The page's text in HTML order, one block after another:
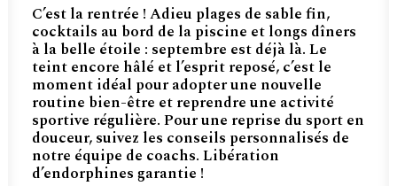
C’est la rentrée ! Adieu plages de sable fin,
cocktails au bord de la piscine et longs dîners
à la belle étoile : septembre est déjà là. Le
teint encore hâlé et l’esprit reposé, c’est le
moment idéal pour adopter une nouvelle
routine bien-être et reprendre une activité
sportive régulière. Pour une reprise du sport en
douceur, suivez les conseils personnalisés de
notre équipe de coachs. Libération
d’endorphines garantie !